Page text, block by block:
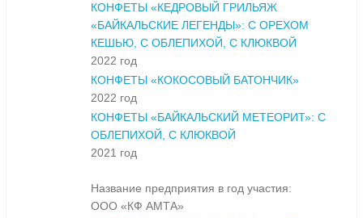
КОНФЕТЫ «КЕДРОВЫЙ ГРИЛЬЯЖ
«БАЙКАЛЬСКИЕ ЛЕГЕНДЫ»: С ОРЕХОМ
КЕШЬЮ, С ОБЛЕПИХОЙ, С КЛЮКВОЙ
2022 год
КОНФЕТЫ «КОКОСОВЫЙ БАТОНЧИК»
2022 год
КОНФЕТЫ «БАЙКАЛЬСКИЙ МЕТЕОРИТ»: С
ОБЛЕПИХОЙ, С КЛЮКВОЙ
2021 год
Название предприятия в год участия:
ООО «КФ АМТА»